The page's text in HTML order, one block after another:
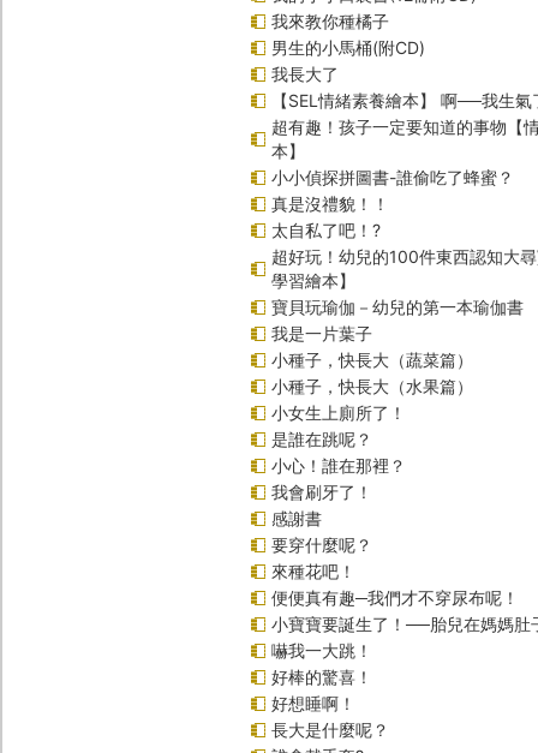
我來教你種橘子
男生的小馬桶(附CD)
我長大了
【SEL情緒素養繪本】 啊──我生
超有趣！孩子一定要知道的事物【
本】
小小偵探拼圖書-誰偷吃了蜂蜜？
真是沒禮貌！！
太自私了吧！?
超好玩！幼兒的100件東西認知大
學習繪本】
寶貝玩瑜伽－幼兒的第一本瑜伽書
我是一片葉子
小種子，快長大（蔬菜篇）
小種子，快長大（水果篇）
小女生上廁所了！
是誰在跳呢？
小心！誰在那裡？
我會刷牙了！
感謝書
要穿什麼呢？
來種花吧！
便便真有趣─我們才不穿尿布呢！
小寶寶要誕生了！──胎兒在媽媽肚
嚇我一大跳！
好棒的驚喜！
好想睡啊！
長大是什麼呢？